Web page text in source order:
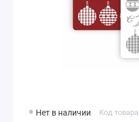
Нет в наличии Код